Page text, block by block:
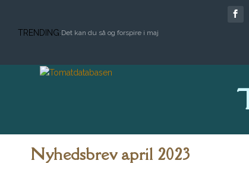
TRENDING:Det kan du så og forspire i maj
Nyhedsbrev april 2023